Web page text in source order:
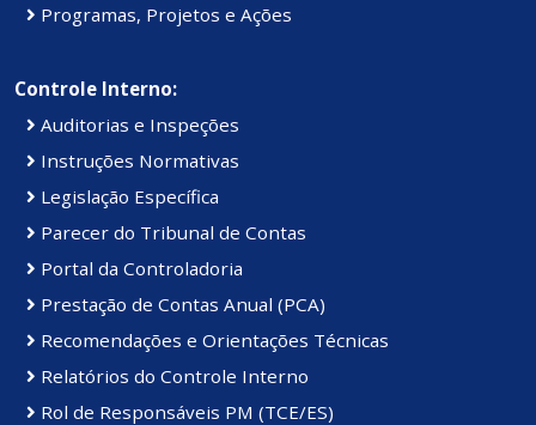
Programas, Projetos e Ações
Controle Interno:
Auditorias e Inspeções
Instruções Normativas
Legislação Específica
Parecer do Tribunal de Contas
Portal da Controladoria
Prestação de Contas Anual (PCA)
Recomendações e Orientações Técnicas
Relatórios do Controle Interno
Rol de Responsáveis PM (TCE/ES)